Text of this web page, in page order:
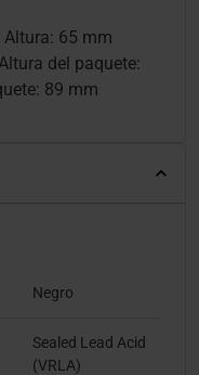
Altura: 65 mm
del paquete:
89 mm
Negro
Sealed Lead Acid
(VRLA)